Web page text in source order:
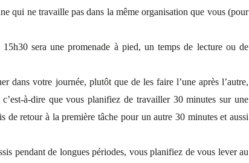
qui ne travaille pas dans la même organisation que vous (pour
sera une promenade à pied, un temps de lecture ou de
dans votre journée, plutôt que de les faire l’une après l’autre,
à-dire que vous planifiez de travailler 30 minutes sur une
de retour à la première tâche pour un autre 30 minutes et aussi
pendant de longues périodes, vous planifiez de vous lever au